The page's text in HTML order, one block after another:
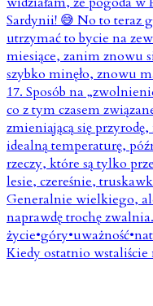
Kiedy ostatnio wstaliście